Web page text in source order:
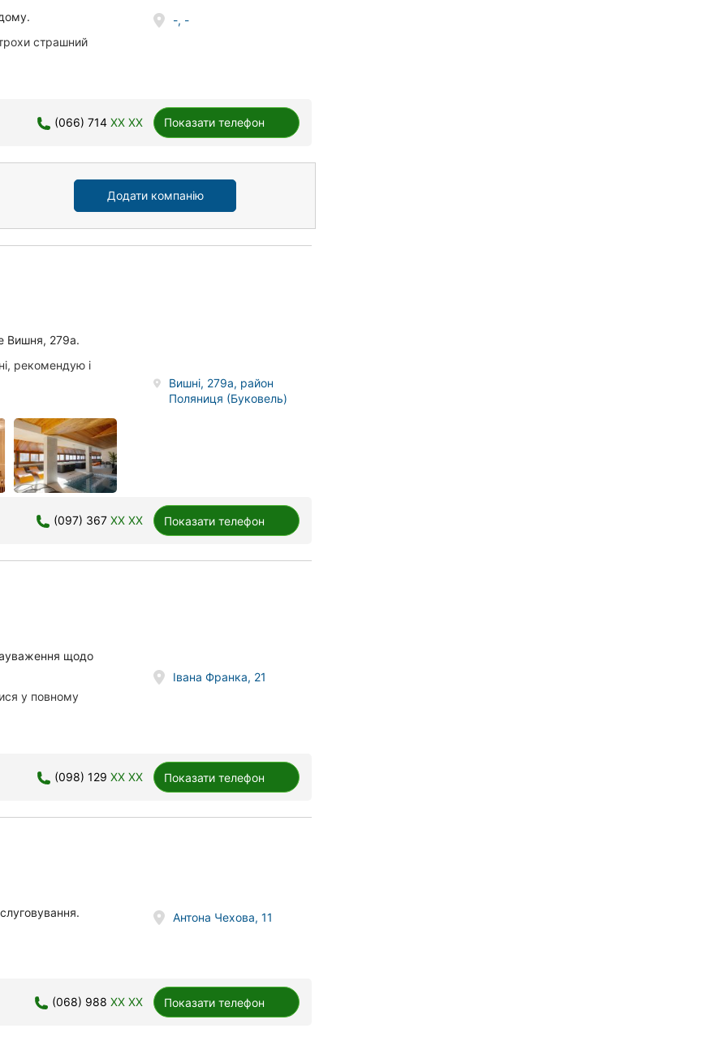
страшний
-, -
(066) 714 XX XX Показати телефон
Додати компанію
Вишня, 279а.
рекомендую і
Вишні, 279а, район
Поляниця (Буковель)
(097) 367 XX XX Показати телефон
щодо
у повному
Івана Франка, 21
(098) 129 XX XX Показати телефон
Антона Чехова, 11
(068) 988 XX XX Показати телефон